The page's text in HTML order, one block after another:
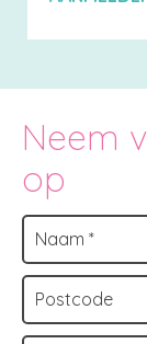
Neem
op